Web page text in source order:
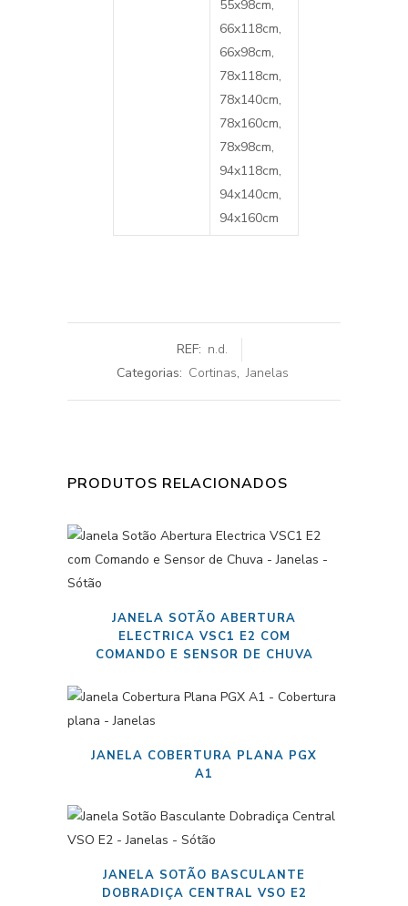
55x98cm,
66x118cm,
66x98cm,
78x118cm,
78x140cm,
78x160cm,
78x98cm,
94x118cm,
94x140cm,
94x160cm
REF: n.d.
Categorias: Cortinas, Janelas
PRODUTOS RELACIONADOS
JANELA SOTÃO ABERTURA
ELECTRICA VSC1 E2 COM
COMANDO E SENSOR DE CHUVA
JANELA COBERTURA PLANA PGX
A1
JANELA SOTÃO BASCULANTE
DOBRADIÇA CENTRAL VSO E2